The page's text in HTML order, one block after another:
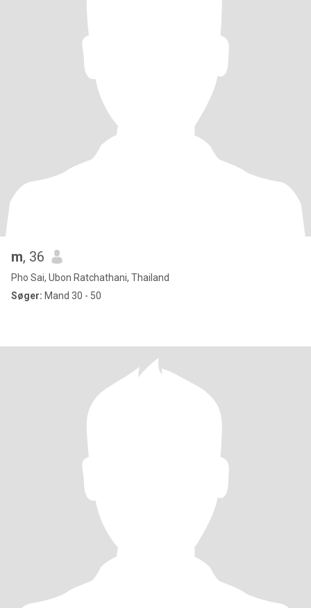
m, 36
Pho Sai, Ubon Ratchathani, Thailand
Søger: Mand 30 - 50